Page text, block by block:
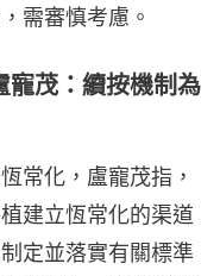
需審慎考慮。
寵茂：續按機制為
常化，盧寵茂指，
建立恆常化的渠道
定並落實有關標準